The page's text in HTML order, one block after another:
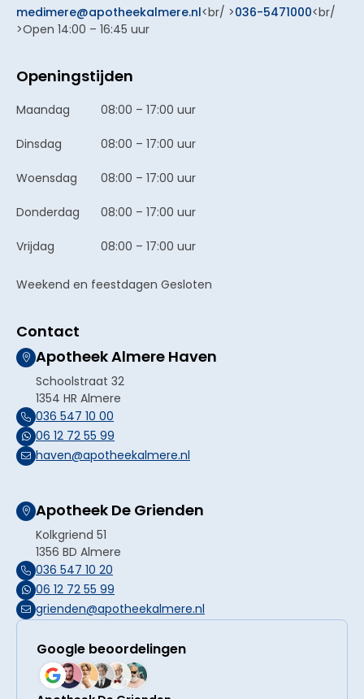
medimere@apotheekalmere.nl<br/ >036-5471000<br/
>Open 14:00 – 16:45 uur
Openingstijden
Maandag 08:00 – 17:00 uur
Dinsdag 08:00 – 17:00 uur
Woensdag 08:00 – 17:00 uur
Donderdag 08:00 – 17:00 uur
Vrijdag 08:00 – 17:00 uur
Weekend en feestdagen Gesloten
Contact
Apotheek Almere Haven
Schoolstraat 32
1354 HR Almere
036 547 10 00
06 12 72 55 99
haven@apotheekalmere.nl
Apotheek De Grienden
Kolkgriend 51
1356 BD Almere
036 547 10 20
06 12 72 55 99
grienden@apotheekalmere.nl
Google beoordelingen